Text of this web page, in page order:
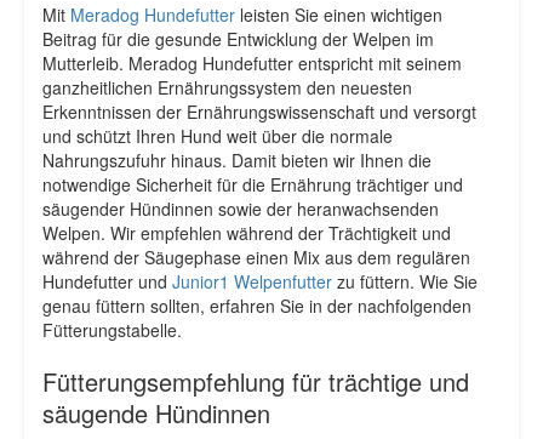
Mit Meradog Hundefutter leisten Sie einen wichtigen
Beitrag für die gesunde Entwicklung der Welpen im
Mutterleib. Meradog Hundefutter entspricht mit seinem
ganzheitlichen Ernährungssystem den neuesten
Erkenntnissen der Ernährungswissenschaft und versorgt
und schützt Ihren Hund weit über die normale
Nahrungszufuhr hinaus. Damit bieten wir Ihnen die
notwendige Sicherheit für die Ernährung trächtiger und
säugender Hündinnen sowie der heranwachsenden
Welpen. Wir empfehlen während der Trächtigkeit und
während der Säugephase einen Mix aus dem regulären
Hundefutter und Junior1 Welpenfutter zu füttern. Wie Sie
genau füttern sollten, erfahren Sie in der nachfolgenden
Fütterungstabelle.
Fütterungsempfehlung für trächtige und
säugende Hündinnen